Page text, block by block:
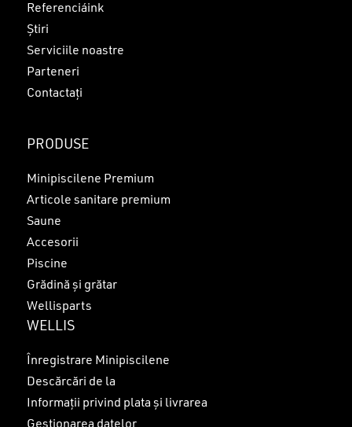
Referenciáink
Știri
Serviciile noastre
Parteneri
Contactați
PRODUSE
Minipiscilene Premium
Articole sanitare premium
Saune
Accesorii
Piscine
Grădină și grătar
Wellisparts
WELLIS
Înregistrare Minipiscilene
Descărcări de la
Informații privind plata și livrarea